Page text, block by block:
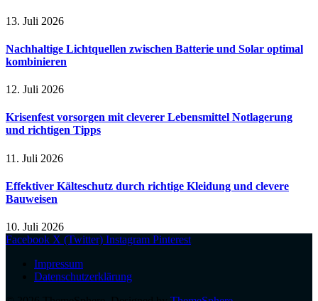
13. Juli 2026
Nachhaltige Lichtquellen zwischen Batterie und Solar optimal
kombinieren
12. Juli 2026
Krisenfest vorsorgen mit cleverer Lebensmittel Notlagerung
und richtigen Tipps
11. Juli 2026
Effektiver Kälteschutz durch richtige Kleidung und clevere
Bauweisen
10. Juli 2026
Facebook X (Twitter) Instagram Pinterest
Impressum
Datenschutzerklärung